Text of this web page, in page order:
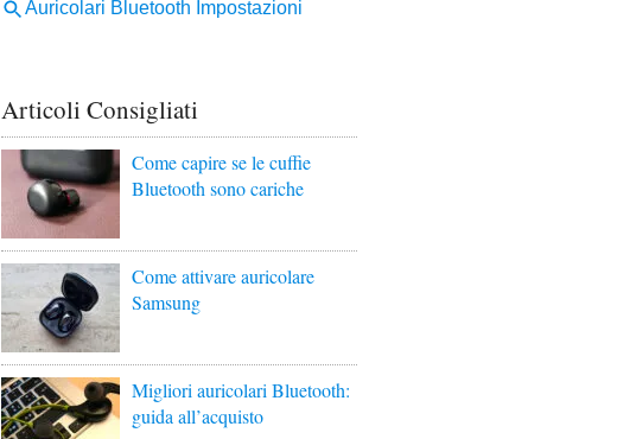
Articoli Consigliati
Come capire se le cuffie
Bluetooth sono cariche
Come attivare auricolare
Samsung
Migliori auricolari Bluetooth:
guida all’acquisto